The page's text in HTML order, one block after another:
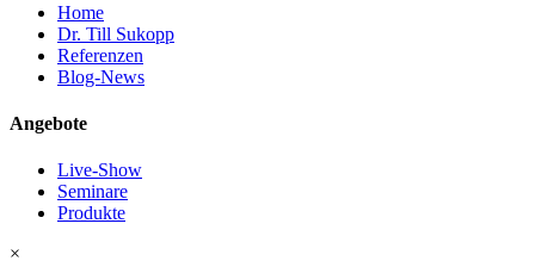
Home
Dr. Till Sukopp
Referenzen
Blog-News
Angebote
Live-Show
Seminare
Produkte
×